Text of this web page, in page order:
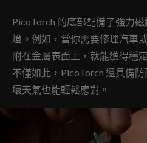
PicoTorch 的底部配備了強力
燈。例如，當你需要修理汽車
附在金屬表面上，就能獲得穩
不僅如此，PicoTorch 還具備
壞天氣也能輕鬆應對。